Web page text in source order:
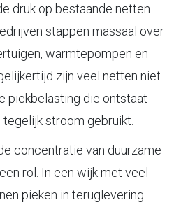
druk op bestaande netten.
stappen massaal over
warmtepompen en
zijn veel netten niet
piekbelasting die ontstaat
stroom gebruikt.
concentratie van duurzame
rol. In een wijk met veel
pieken in teruglevering